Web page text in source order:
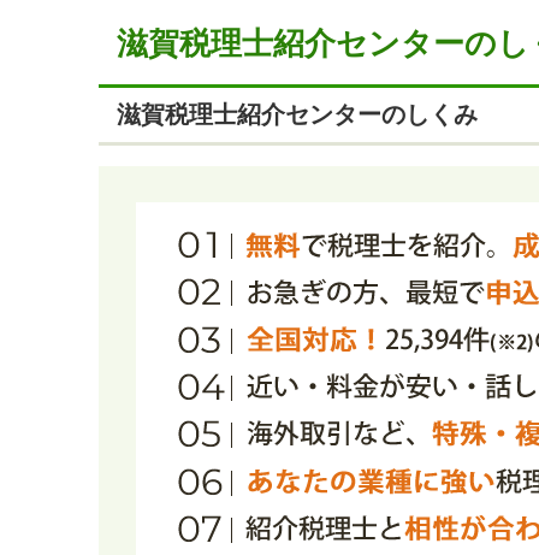
滋賀税理士紹介センターのし
滋賀税理士紹介センターのしくみ